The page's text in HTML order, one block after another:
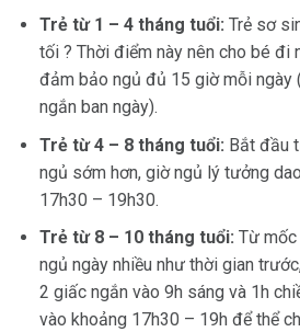
Trẻ từ 1 – 4 tháng tuổi: Trẻ sơ
tối ? Thời điểm này nên cho bé đi
đảm bảo ngủ đủ 15 giờ mỗi ngày
ngắn ban ngày).
Trẻ từ 4 – 8 tháng tuổi: Bắt đầu
ngủ sớm hơn, giờ ngủ lý tưởng
17h30 – 19h30.
Trẻ từ 8 – 10 tháng tuổi: Từ mốc
ngủ ngày nhiều như thời gian
2 giấc ngắn vào 9h sáng và 1h
vào khoảng 17h30 – 19h để thể